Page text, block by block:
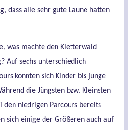
dass alle sehr gute Laune hatten
was machte den Kletterwald
Auf sechs unterschiedlich
konnten sich Kinder bis junge
die Jüngsten bzw. Kleinsten
den niedrigen Parcours bereits
sich einige der Größeren auch auf